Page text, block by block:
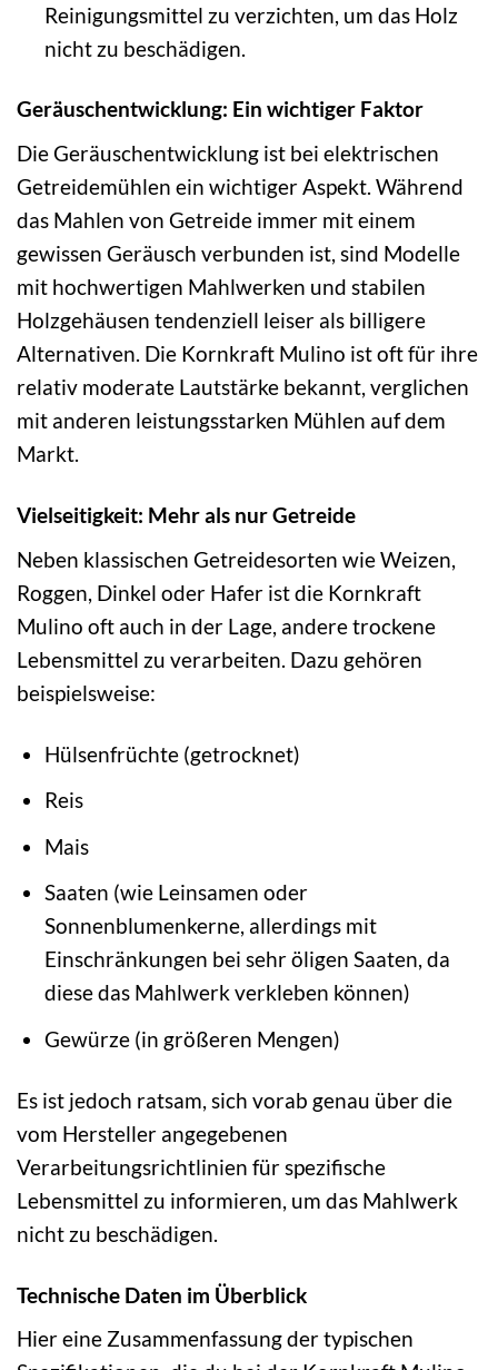
Reinigungsmittel zu verzichten, um das Holz
nicht zu beschädigen.
Geräuschentwicklung: Ein wichtiger Faktor
Die Geräuschentwicklung ist bei elektrischen
Getreidemühlen ein wichtiger Aspekt. Während
das Mahlen von Getreide immer mit einem
gewissen Geräusch verbunden ist, sind Modelle
mit hochwertigen Mahlwerken und stabilen
Holzgehäusen tendenziell leiser als billigere
Alternativen. Die Kornkraft Mulino ist oft für ihre
relativ moderate Lautstärke bekannt, verglichen
mit anderen leistungsstarken Mühlen auf dem
Markt.
Vielseitigkeit: Mehr als nur Getreide
Neben klassischen Getreidesorten wie Weizen,
Roggen, Dinkel oder Hafer ist die Kornkraft
Mulino oft auch in der Lage, andere trockene
Lebensmittel zu verarbeiten. Dazu gehören
beispielsweise:
Hülsenfrüchte (getrocknet)
Reis
Mais
Saaten (wie Leinsamen oder
Sonnenblumenkerne, allerdings mit
Einschränkungen bei sehr öligen Saaten, da
diese das Mahlwerk verkleben können)
Gewürze (in größeren Mengen)
Es ist jedoch ratsam, sich vorab genau über die
vom Hersteller angegebenen
Verarbeitungsrichtlinien für spezifische
Lebensmittel zu informieren, um das Mahlwerk
nicht zu beschädigen.
Technische Daten im Überblick
Hier eine Zusammenfassung der typischen